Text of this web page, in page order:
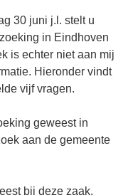
30 juni j.l. stelt u
in Eindhoven
is echter niet aan mij
Hieronder vindt
vijf vragen.
geweest in
aan de gemeente
bij deze zaak.